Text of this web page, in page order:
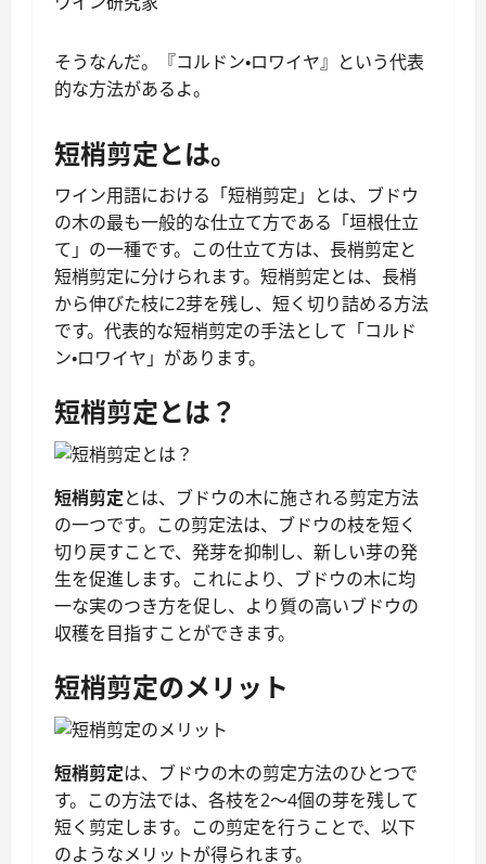
そうなんだ。『コルドン・ロワイヤ』という代表
的な方法があるよ。
短梢剪定とは。
ワイン用語における「短梢剪定」とは、ブドウ
の木の最も一般的な仕立て方である「垣根仕立
て」の一種です。この仕立て方は、長梢剪定と
短梢剪定に分けられます。短梢剪定とは、長梢
から伸びた枝に2芽を残し、短く切り詰める方法
です。代表的な短梢剪定の手法として「コルド
ン・ロワイヤ」があります。
短梢剪定とは？
短梢剪定とは、ブドウの木に施される剪定方法
の一つです。この剪定法は、ブドウの枝を短く
切り戻すことで、発芽を抑制し、新しい芽の発
生を促進します。これにより、ブドウの木に均
一な実のつき方を促し、より質の高いブドウの
収穫を目指すことができます。
短梢剪定のメリット
短梢剪定は、ブドウの木の剪定方法のひとつで
す。この方法では、各枝を2～4個の芽を残して
短く剪定します。この剪定を行うことで、以下
のようなメリットが得られます。